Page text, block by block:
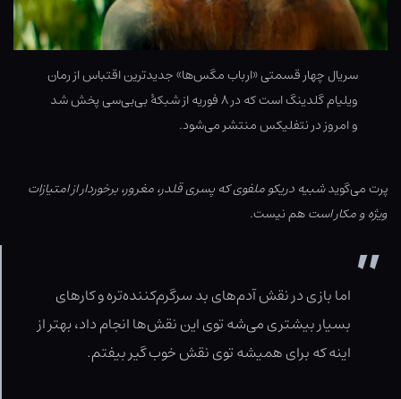
سریال چهار قسمتی «ارباب مگس‌ها» جدیدترین اقتباس از رمان
ویلیام گلدینگ است که در ۸ فوریه از شبکۀ بی‌بی‌سی پخش شد
و امروز در نتفلیکس منتشر می‌شود.
پرت می‌گویدشبیه دریکو ملفوی که پسری قلدر، مغرور، برخوردار از امتیازات
ویژه و مکار استهم نیست.
اما بازی در نقش آدم‌های بد سرگرم‌کننده‌تره و کارهای
بسیار بیشتری می‌شه توی این نقش‌ها انجام داد، بهتر از
اینه که برای همیشه توی نقش خوب گیر بیفتم.